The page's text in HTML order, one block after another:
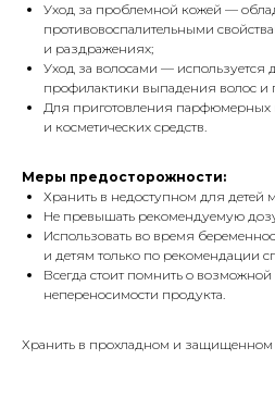
Уход за проблемной кожей —
противовоспалительными
и раздражениях;
Уход за волосами — используется
профилактики выпадения волос и
Для приготовления
и косметических средств.
Меры предосторожности:
Хранить в недоступном для детей
Не превышать рекомендуемую
Использовать во время
и детям только по рекомендации
Всегда стоит помнить о
непереносимости продукта.
Хранить в прохладном и защищенном